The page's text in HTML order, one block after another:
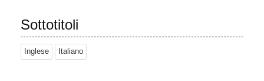
Sottotitoli
Inglese Italiano